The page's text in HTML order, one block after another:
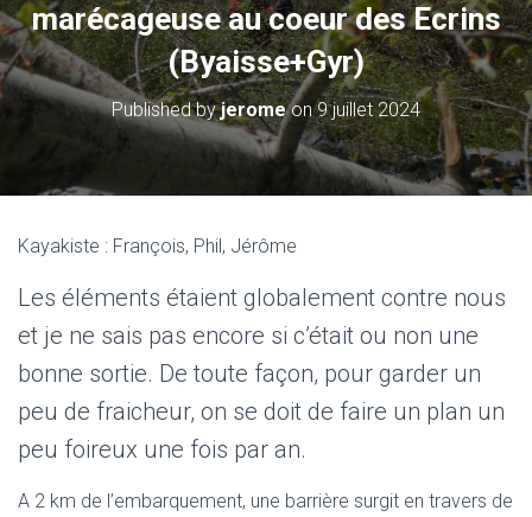
marécageuse au coeur des Ecrins
(Byaisse+Gyr)
Published byjeromeon9 juillet 2024
Kayakiste : François, Phil, Jérôme
Les éléments étaient globalement contre nous
et je ne sais pas encore si c’était ou non une
bonne sortie. De toute façon, pour garder un
peu de fraicheur, on se doit de faire un plan un
peu foireux une fois par an.
A 2 km de l’embarquement, une barrière surgit en travers de